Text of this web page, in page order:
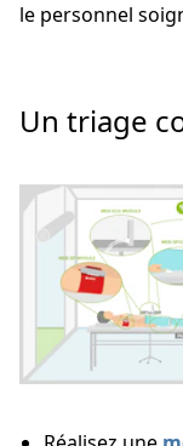
le personnel
Un triage